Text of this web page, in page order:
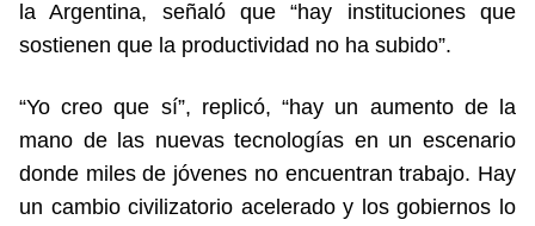
la Argentina, señaló que “hay instituciones que
sostienen que la productividad no ha subido”.
“Yo creo que sí”, replicó, “hay un aumento de la
mano de las nuevas tecnologías en un escenario
donde miles de jóvenes no encuentran trabajo. Hay
un cambio civilizatorio acelerado y los gobiernos lo